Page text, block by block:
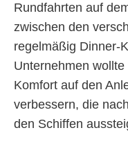
Rundfahrten auf
zwischen den
regelmäßig Dinner-
Unternehmen
Komfort auf den
verbessern, die
den Schiffen